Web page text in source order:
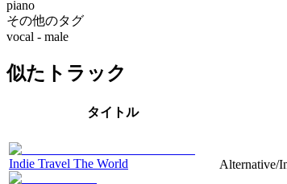
piano
その他のタグ
vocal - male
似たトラック
タイトル
Indie Travel The World Alternative/